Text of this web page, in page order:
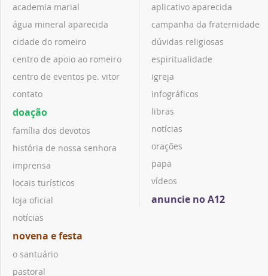
academia marial
água mineral aparecida
cidade do romeiro
centro de apoio ao romeiro
centro de eventos pe. vitor
contato
doação
família dos devotos
história de nossa senhora
imprensa
locais turísticos
loja oficial
notícias
novena e festa
o santuário
pastoral
aplicativo aparecida
campanha da fraternidade
dúvidas religiosas
espiritualidade
igreja
infográficos
libras
notícias
orações
papa
vídeos
anuncie no A12